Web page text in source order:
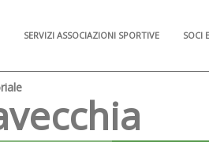
SERVIZI ASSOCIAZIONI SPORTIVE SOCI